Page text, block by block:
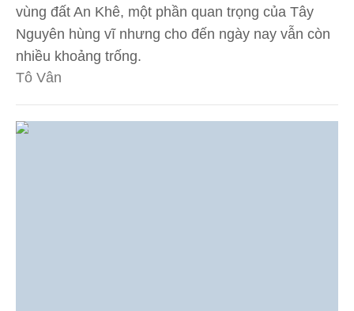
vùng đất An Khê, một phần quan trọng của Tây
Nguyên hùng vĩ nhưng cho đến ngày nay vẫn còn
nhiều khoảng trống.
Tô Vân